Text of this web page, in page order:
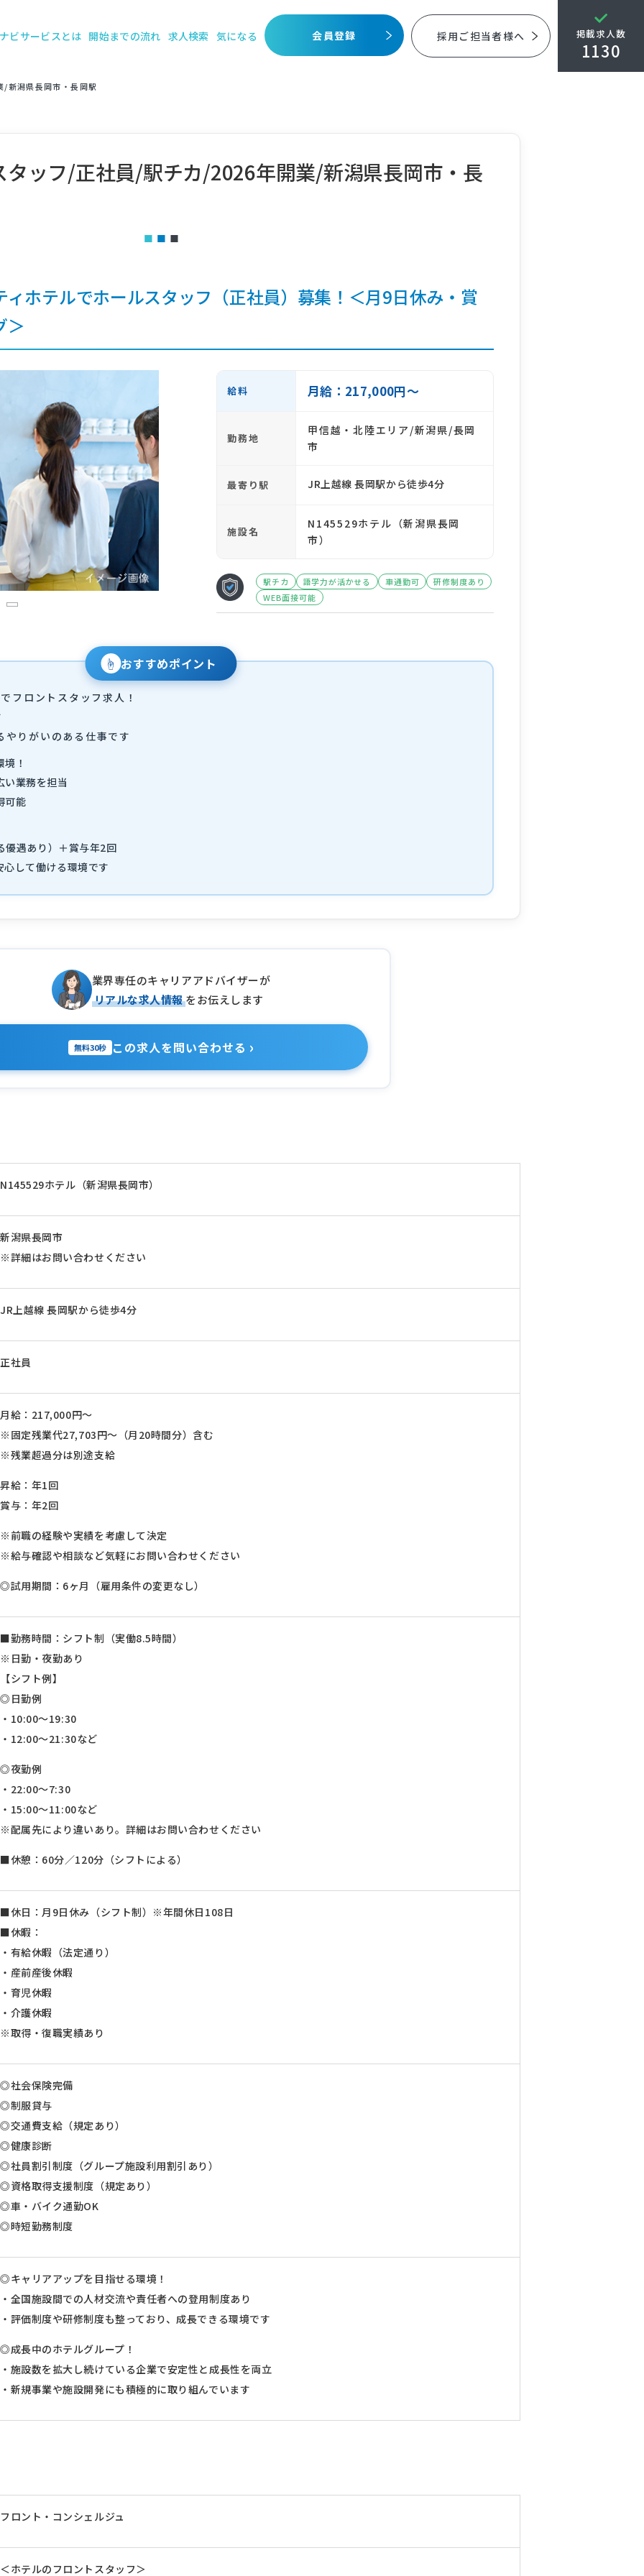
ビサービスとは 開始までの流れ 求人検索 気になる 会員登録 採用ご担当者様へ 掲載求人数
1130
新潟県長岡市・長岡駅
タッフ/正社員/駅チカ/2026年開業/新潟県長岡市・長
ホテルでホールスタッフ（正社員）募集！＜月9日休み・賞
＞
3
給料 月給：217,000円～
勤務地
甲信越・北陸エリア/新潟県/長岡
市
最寄り駅 JR上越線 長岡駅から徒歩4分
施設名
N145529ホテル（新潟県長岡
市）
駅チカ 語学力が活かせる 車通勤可
研修制度あり
WEB面接可能
☝ おすすめポイント
フロントスタッフ求人！
やりがいのある仕事です
！
い業務を担当
可能
優遇あり）＋賞与年2回
して働ける環境です
業界専任のキャリアアドバイザーが
リアルな求人情報をお伝えします
無料30秒 この求人を問い合わせる ›
N145529ホテル（新潟県長岡市）
新潟県長岡市
※詳細はお問い合わせください
JR上越線 長岡駅から徒歩4分
正社員
月給：217,000円～
※固定残業代27,703円～（月20時間分）含む
※残業超過分は別途支給
昇給：年1回
賞与：年2回
※前職の経験や実績を考慮して決定
※給与確認や相談など気軽にお問い合わせください
◎試用期間：6ヶ月（雇用条件の変更なし）
■勤務時間：シフト制（実働8.5時間）
※日勤・夜勤あり
【シフト例】
◎日勤例
・10:00～19:30
・12:00～21:30など
◎夜勤例
・22:00～7:30
・15:00～11:00など
※配属先により違いあり。詳細はお問い合わせください
■休憩：60分／120分（シフトによる）
■休日：月9日休み（シフト制）※年間休日108日
■休暇：
・有給休暇（法定通り）
・産前産後休暇
・育児休暇
・介護休暇
※取得・復職実績あり
◎社会保険完備
◎制服貸与
◎交通費支給（規定あり）
◎健康診断
◎社員割引制度（グループ施設利用割引あり）
◎資格取得支援制度（規定あり）
◎車・バイク通勤OK
◎時短勤務制度
◎キャリアアップを目指せる環境！
・全国施設間での人材交流や責任者への登用制度あり
・評価制度や研修制度も整っており、成長できる環境です
◎成長中のホテルグループ！
・施設数を拡大し続けている企業で安定性と成長性を両立
・新規事業や施設開発にも積極的に取り組んでいます
フロント・コンシェルジュ
＜ホテルのフロントスタッフ＞